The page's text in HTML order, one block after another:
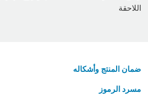
اللاحقة
ضمان المنتج وأشكاله
مسرد الرموز